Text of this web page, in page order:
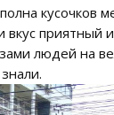
кусочков
вкус приятный
людей на